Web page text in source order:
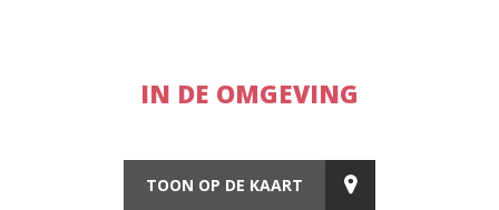
IN DE OMGEVING
TOON OP DE KAART